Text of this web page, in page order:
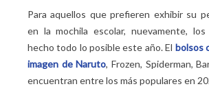
Para aquellos que prefieren exhibir su
en la mochila escolar, nuevamente,
hecho todo lo posible este año. El bolsos
imagen de Naruto, Frozen, Spiderman,
encuentran entre los más populares en